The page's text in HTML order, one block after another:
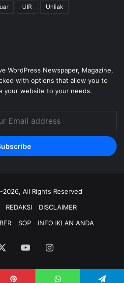
UIR Unilak
WordPress Newspaper, Magazine,
with options that allow you to
your website to your needs.
All Rights Reserved
REDAKSI
DISCLAIMER
SOP INFO IKLAN ANDA
YouTubeInstagram